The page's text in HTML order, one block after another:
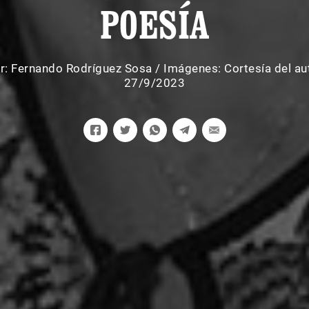
POESÍA
Fernando Rodríguez Sosa / Imágenes: Cortesía del
27/9/2023